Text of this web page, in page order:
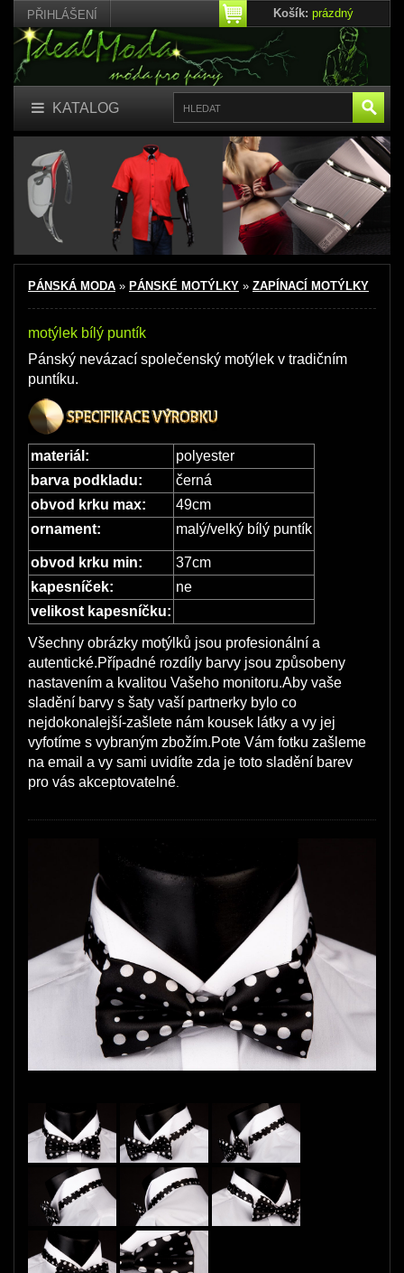
PŘIHLÁŠENÍ Košík: prázdný
KATALOG
PÁNSKÁ MODA » PÁNSKÉ MOTÝLKY » ZAPÍNACÍ MOTÝLKY
motýlek bílý puntík
Pánský nevázací společenský motýlek v tradičním
puntíku.
materiál:
polyester
barva podkladu:
černá
obvod krku max:
49cm
ornament:
malý/velký bílý puntík
obvod krku min:
37cm
kapesníček:
ne
velikost kapesníčku:
Všechny obrázky motýlků jsou profesionální a
autentické.Případné rozdíly barvy jsou způsobeny
nastavením a kvalitou Vašeho monitoru.Aby vaše
sladění barvy s šaty vaší partnerky bylo co
nejdokonalejší-zašlete nám kousek látky a vy jej
vyfotíme s vybraným zbožím.Pote Vám fotku zašleme
na email a vy sami uvidíte zda je toto sladění barev
pro vás akceptovatelné